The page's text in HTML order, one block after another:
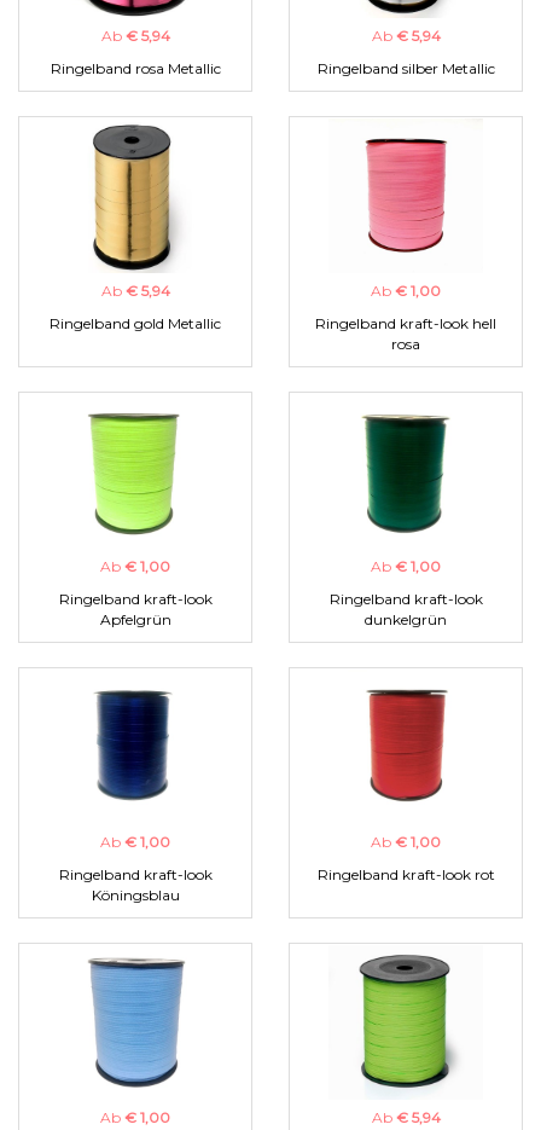
Ab € 5,94
Ringelband rosa Metallic
Ab € 5,94
Ringelband silber Metallic
Ab € 5,94
Ringelband gold Metallic
Ab € 1,00
Ringelband kraft-look hell
rosa
Ab € 1,00
Ringelband kraft-look
Apfelgrün
Ab € 1,00
Ringelband kraft-look
dunkelgrün
Ab € 1,00
Ringelband kraft-look
Köningsblau
Ab € 1,00
Ringelband kraft-look rot
Ab € 1,00 Ab € 5,94